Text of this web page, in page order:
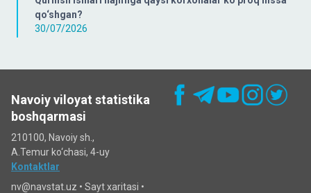
qo‘shgan?
30/07/2026
Navoiy viloyat statistika
boshqarmasi
210100, Navoiy sh.,
A.Temur ko‘chаsi, 4-uy
Kontaktlar
nv@navstat.uz • Sayt xaritasi •